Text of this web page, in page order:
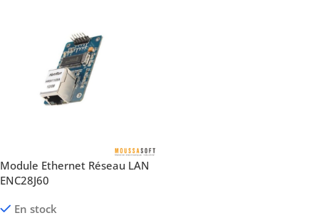
Module Ethernet Réseau LAN
ENC28J60
En stock